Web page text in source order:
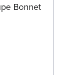
Bonnet